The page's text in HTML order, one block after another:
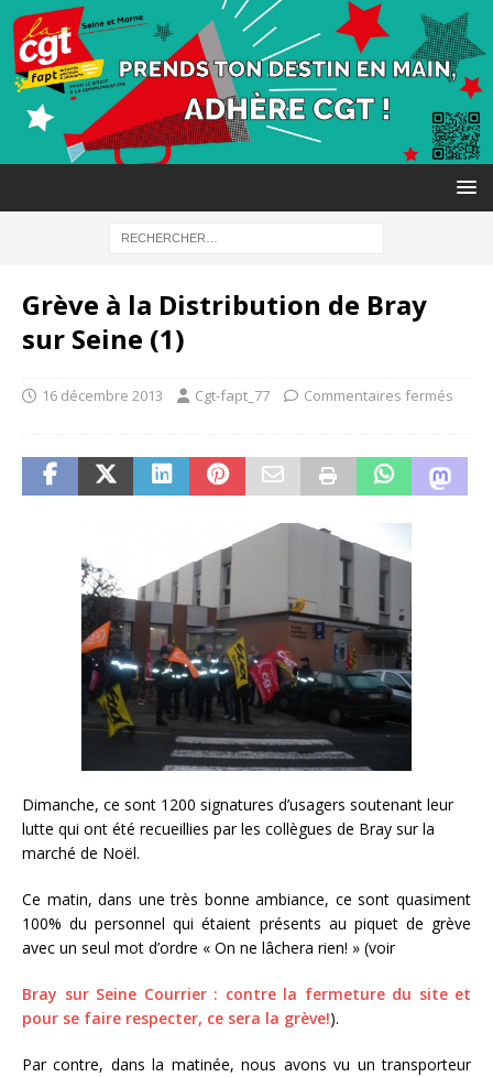
Grève à la Distribution de Bray
sur Seine (1)
16 décembre 2013 Cgt-fapt_77 Commentaires fermés
Dimanche, ce sont 1200 signatures d’usagers soutenant leur
lutte qui ont été recueillies par les collègues de Bray sur la
marché de Noël.
Ce matin, dans une très bonne ambiance, ce sont quasiment
100% du personnel qui étaient présents au piquet de grève
avec un seul mot d’ordre « On ne lâchera rien! » (voir
Bray sur Seine Courrier : contre la fermeture du site et
pour se faire respecter, ce sera la grève!).
Par contre, dans la matinée, nous avons vu un transporteur